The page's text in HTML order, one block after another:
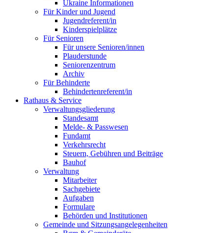
Ukraine Informationen
Für Kinder und Jugend
Jugendreferent/in
Kinderspielplätze
Für Senioren
Für unsere Senioren/innen
Plauderstunde
Seniorenzentrum
Archiv
Für Behinderte
Behindertenreferent/in
Rathaus & Service
Verwaltungsgliederung
Standesamt
Melde- & Passwesen
Fundamt
Verkehrsrecht
Steuern, Gebühren und Beiträge
Bauhof
Verwaltung
Mitarbeiter
Sachgebiete
Aufgaben
Formulare
Behörden und Institutionen
Gemeinde und Sitzungsangelegenheiten